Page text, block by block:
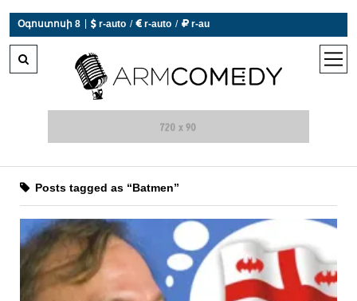
Օգոստոսի 8  r-auto /  r-auto /  r-au
open
Posts tagged as “Batmen”